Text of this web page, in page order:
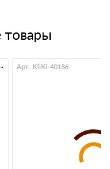
Арт. KliKi-40186